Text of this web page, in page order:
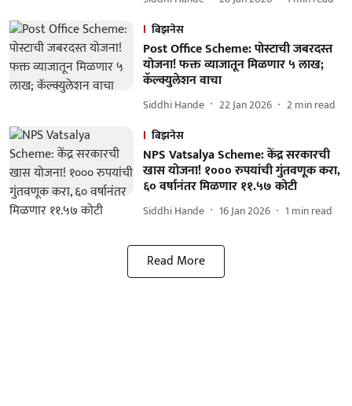
बिझनेस
Post Office Scheme: पोस्टाची जबरदस्त
योजना! फक्त व्याजातून मिळणार ५ लाख;
कॅल्क्युलेशन वाचा
Siddhi Hande 22 Jan 2026 2min read
बिझनेस
NPS Vatsalya Scheme: केंद्र सरकारची
खास योजना! १००० रुपयांची गुंतवणूक करा,
६० वर्षानंतर मिळणार ११.५७ कोटी
Siddhi Hande 16 Jan 2026 1 min read
Read More